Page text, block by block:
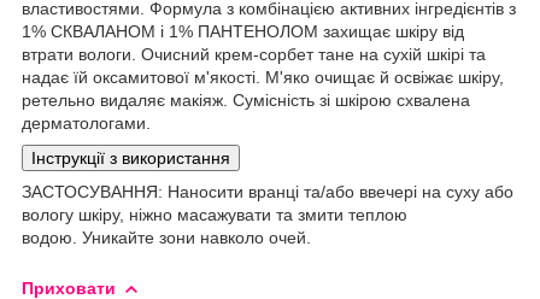
властивостями. Формула з комбінацією активних інгредієнтів з
1% СКВАЛАНОМ і 1% ПАНТЕНОЛОМ захищає шкіру від
втрати вологи. Очисний крем-сорбет тане на сухій шкірі та
надає їй оксамитової м'якості. М'яко очищає й освіжає шкіру,
ретельно видаляє макіяж. Сумісність зі шкірою схвалена
дерматологами.
Інструкції з використання
ЗАСТОСУВАННЯ: Наносити вранці та/або ввечері на суху або
вологу шкіру, ніжно масажувати та змити теплою
водою. Уникайте зони навколо очей.
Приховати